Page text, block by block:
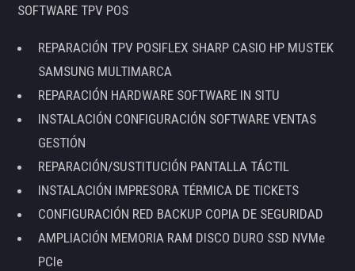
SOFTWARE TPV POS
REPARACIÓN TPV POSIFLEX SHARP CASIO HP MUSTEK
SAMSUNG MULTIMARCA
REPARACIÓN HARDWARE SOFTWARE IN SITU
INSTALACIÓN CONFIGURACIÓN SOFTWARE VENTAS
GESTIÓN
REPARACIÓN/SUSTITUCIÓN PANTALLA TÁCTIL
INSTALACIÓN IMPRESORA TÉRMICA DE TICKETS
CONFIGURACIÓN RED BACKUP COPIA DE SEGURIDAD
AMPLIACIÓN MEMORIA RAM DISCO DURO SSD NVMe
PCIe